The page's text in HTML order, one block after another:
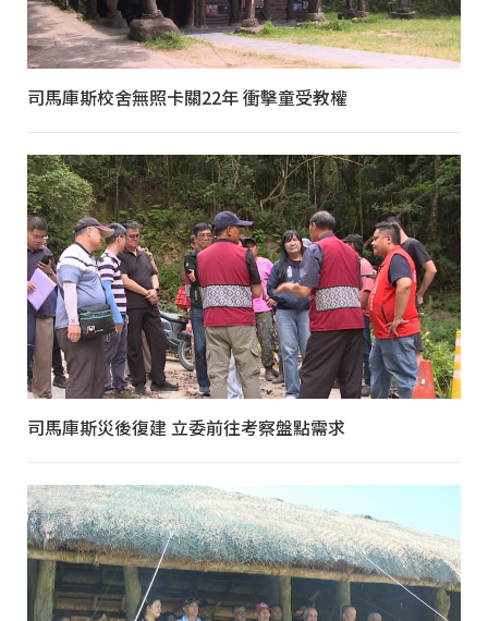
司馬庫斯校舍無照卡關22年 衝擊童受教權
司馬庫斯災後復建 立委前往考察盤點需求